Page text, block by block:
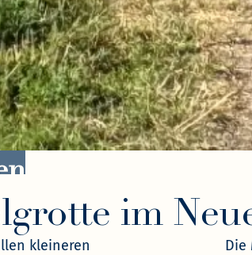
im
kleineren
Die